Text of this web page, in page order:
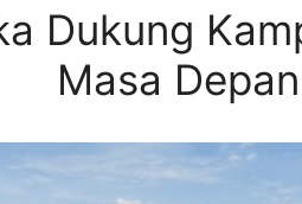
Dukung
Masa